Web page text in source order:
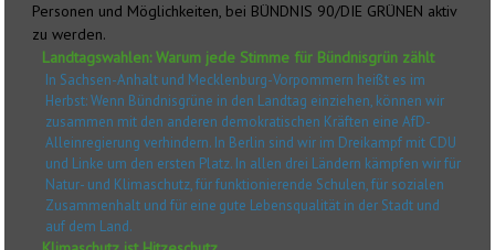
Personen und Möglichkeiten, bei BÜNDNIS 90/DIE GRÜNEN aktiv
zu werden.
Landtagswahlen: Warum jede Stimme für Bündnisgrün zählt
In Sachsen-Anhalt und Mecklenburg-Vorpommern heißt es im
Herbst: Wenn Bündnisgrüne in den Landtag einziehen, können wir
zusammen mit den anderen demokratischen Kräften eine AfD-
Alleinregierung verhindern. In Berlin sind wir im Dreikampf mit CDU
und Linke um den ersten Platz. In allen drei Ländern kämpfen wir für
Natur- und Klimaschutz, für funktionierende Schulen, für sozialen
Zusammenhalt und für eine gute Lebensqualität in der Stadt und
auf dem Land.